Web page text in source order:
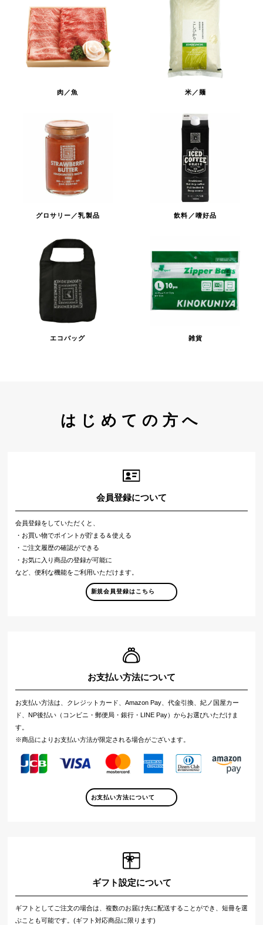
肉／魚 米／麺
グロサリー／乳製品 飲料／嗜好品
エコバッグ 雑貨
はじめての方へ
会員登録について
会員登録をしていただくと、
・お買い物でポイントが貯まる＆使える
・ご注文履歴の確認ができる
・お気に入り商品の登録が可能に
など、便利な機能をご利用いただけます。
新規会員登録はこちら
お支払い方法について
お支払い方法は、クレジットカード、Amazon Pay、代金引換、紀ノ国屋カー
ド、NP後払い（コンビニ・郵便局・銀行・LINE Pay）からお選びいただけま
す。
※商品によりお支払い方法が限定される場合がございます。
お支払い方法について
ギフト設定について
ギフトとしてご注文の場合は、複数のお届け先に配送することができ、短冊を選
ぶことも可能です。(ギフト対応商品に限ります)